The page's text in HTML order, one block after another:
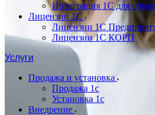
Интеграция 1C для
Лицензии 1С
Лицензии 1С
Лицензии 1С КОРП
Услуги
Продажа и установка
Продажа 1с
Установка 1с
Внедрение